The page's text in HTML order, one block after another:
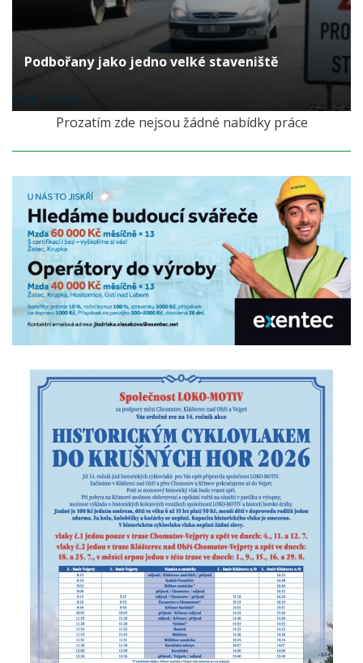
Podbořany jako jedno velké staveniště
před 14 lety
Prozatím zde nejsou žádné nabídky práce